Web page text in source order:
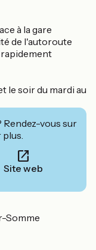
à la gare
de l'autoroute
rapidement
le soir du mardi au
Rendez-vous sur
plus.
Site web
Somme